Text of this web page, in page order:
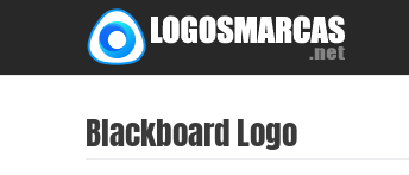
content
Blackboard Logo